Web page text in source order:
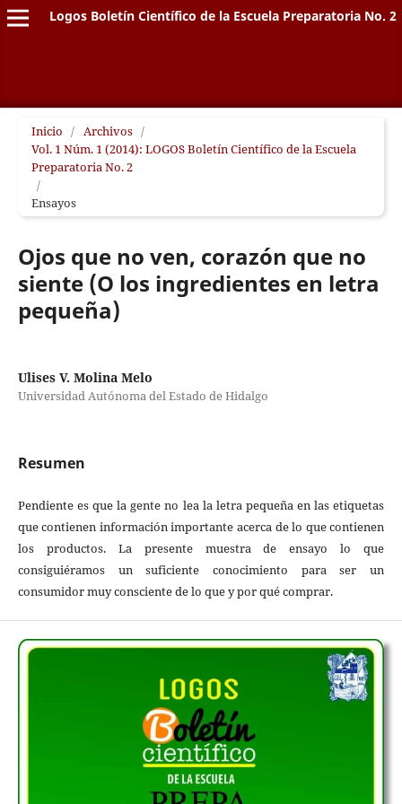
Logos Boletín Científico de la Escuela Preparatoria No. 2
Inicio / Archivos /
Vol. 1 Núm. 1 (2014): LOGOS Boletín Científico de la Escuela
Preparatoria No. 2
/
Ensayos
Ojos que no ven, corazón que no
siente (O los ingredientes en letra
pequeña)
Ulises V. Molina Melo
Universidad Autónoma del Estado de Hidalgo
Resumen
Pendiente es que la gente no lea la letra pequeña en las etiquetas
que contienen información importante acerca de lo que contienen
los productos. La presente muestra de ensayo lo que
consiguiéramos un suficiente conocimiento para ser un
consumidor muy consciente de lo que y por qué comprar.